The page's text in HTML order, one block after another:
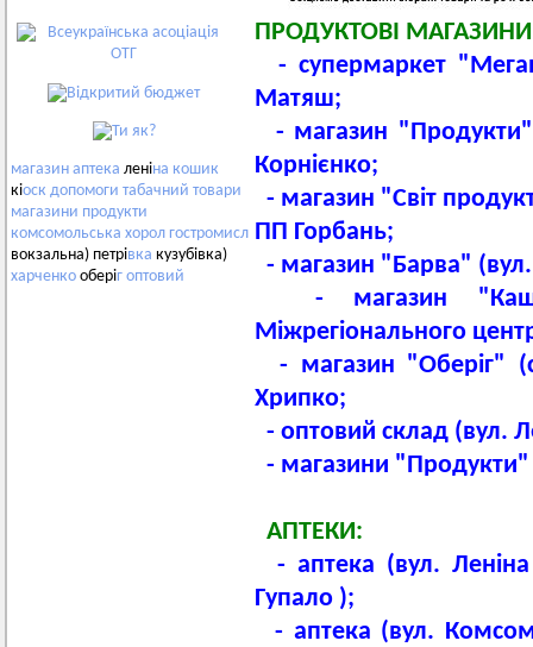
магазин аптека леніна кошик
кіоск допомоги табачний товари
магазини продукти
комсомольська хорол гостромисл
вокзальна) петрівка кузубівка)
харченко оберіг оптовий
ПРОДУКТОВІ
- супермаркет
Матяш;
- магазин
Корнієнко;
- магазин "Світ
ПП Горбань;
- магазин "Барва"
- магазин
Міжрегіонального
- магазин "Оберіг"
Хрипко;
- оптовий склад (вул.
- магазини "Продукти"
АПТЕКИ:
- аптека (вул.
Гупало );
- аптека (вул.